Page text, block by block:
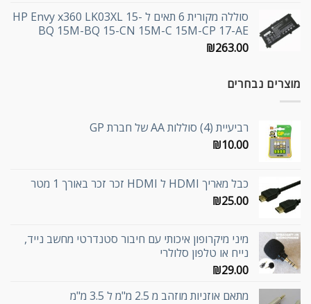
סוללה מקורית 6 תאים ל HP Envy x360 LK03XL 15-
BQ 15M-BQ 15-CN 15M-C 15M-CP 17-AE
₪263.00
מוצרים נבחרים
רביעיית (4) סוללות AA של חברת GP
₪10.00
כבל מאריך HDMI ל HDMI זכר זכר באורך 1 מטר
₪25.00
מיני מיקרופון איכותי עם חיבור סטנדרטי מחשב נייד,
נייח או טלפון סלולרי
₪29.00
מתאם אוזניות מוזהב מ 2.5 מ"מ ל 3.5 מ"מ